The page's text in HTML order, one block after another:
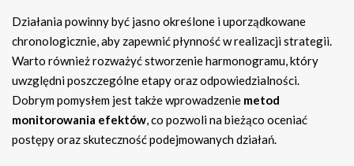
Działania powinny być jasno określone i uporządkowane
chronologicznie, aby zapewnić płynność w realizacji strategii.
Warto również rozważyć stworzenie harmonogramu, który
uwzględni poszczególne etapy oraz odpowiedzialności.
Dobrym pomysłem jest także wprowadzenie metod
monitorowania efektów, co pozwoli na bieżąco oceniać
postępy oraz skuteczność podejmowanych działań.